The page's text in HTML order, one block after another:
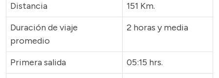
Distancia
151 Km.
Duración de viaje
promedio
2 horas y media
Primera salida
05:15 hrs.